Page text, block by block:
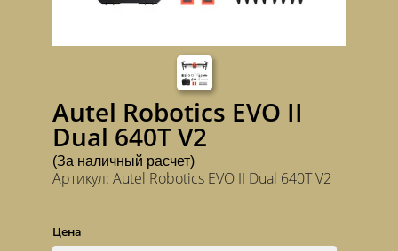
Autel Robotics EVO II
Dual 640T V2
(За наличный расчет)
Артикул: Autel Robotics EVO II Dual 640T V2
Цена